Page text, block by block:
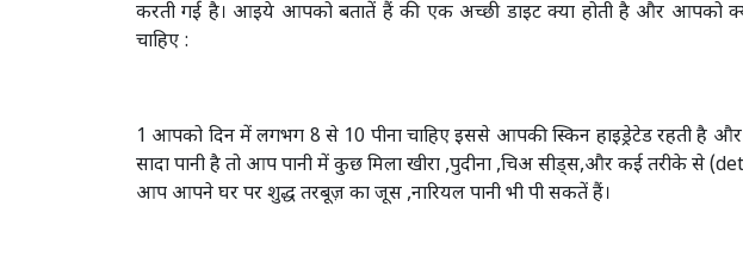
करती गई है। आइये आपको बतातें हैं की एक अच्छी डाइट क्या होती है और आपको
चाहिए :
1 आपको दिन में लगभग 8 से 10 पीना चाहिए इससे आपकी स्किन हाइड्रेटेड रहती है
सादा पानी है तो आप पानी में कुछ मिला खीरा ,पुदीना ,चिअ सीड्स,और कई तरीके से
आप आपने घर पर शुद्ध तरबूज़ का जूस ,नारियल पानी भी पी सकतें हैं।